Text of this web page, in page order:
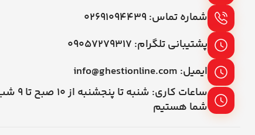
شماره تماس: ۰۲۶۹۱۰۹۴۴۳۹
پشتیبانی تلگرام: ۰۹۰۵۷۲۷۹۳۱۷
ایمیل: info@ghestionline.com
ساعات
شما هستیم